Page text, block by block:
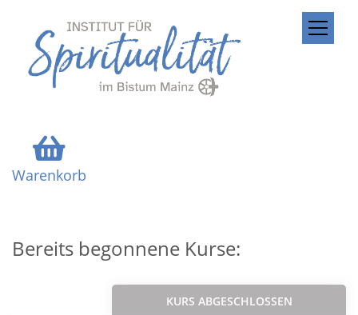
Warenkorb
Bereits begonnene Kurse:
KURS ABGESCHLOSSEN